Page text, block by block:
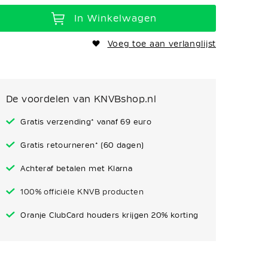
In Winkelwagen
Voeg toe aan verlanglijst
De voordelen van KNVBshop.nl
Gratis verzending* vanaf 69 euro
Gratis retourneren* (60 dagen)
Achteraf betalen met Klarna
100% officiële KNVB producten
Oranje ClubCard houders krijgen 20% korting